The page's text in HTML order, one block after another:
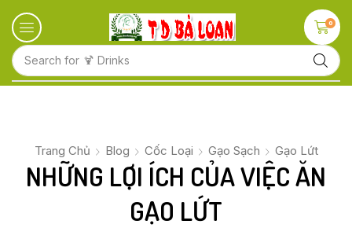
Search for 🍋 Fruits
0
Trang Chủ Blog Cốc Loại Gạo Sạch Gạo Lứt
NHỮNG LỢI ÍCH CỦA VIỆC ĂN
GẠO LỨT